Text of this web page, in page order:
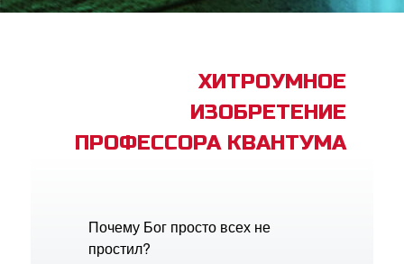
ХИТРОУМНОЕ
ИЗОБРЕТЕНИЕ
ПРОФЕССОРА КВАНТУМА
Почему Бог просто всех не
простил?